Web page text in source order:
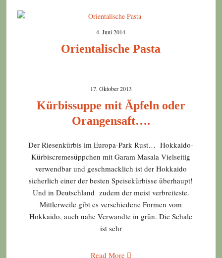
4. Juni 2014
Orientalische Pasta
17. Oktober 2013
Kürbissuppe mit Äpfeln oder
Orangensaft….
Der Riesenkürbis im Europa-Park Rust… Hokkaido-
Kürbiscremesüppchen mit Garam Masala Vielseitig
verwendbar und geschmacklich ist der Hokkaido
sicherlich einer der besten Speisekürbisse überhaupt!
Und in Deutschland zudem der meist verbreiteste.
Mittlerweile gibt es verschiedene Formen vom
Hokkaido, auch nahe Verwandte in grün. Die Schale
ist sehr
Read More